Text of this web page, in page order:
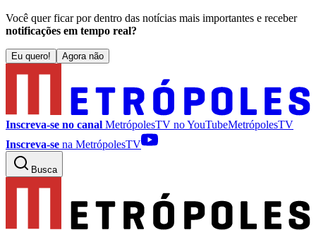
Você quer ficar por dentro das notícias mais importantes e receber
notificações em tempo real?
Eu quero! Agora não
Inscreva-se no canal MetrópolesTV noYouTubeMetrópolesTV
Inscreva-se na MetrópolesTV
Busca